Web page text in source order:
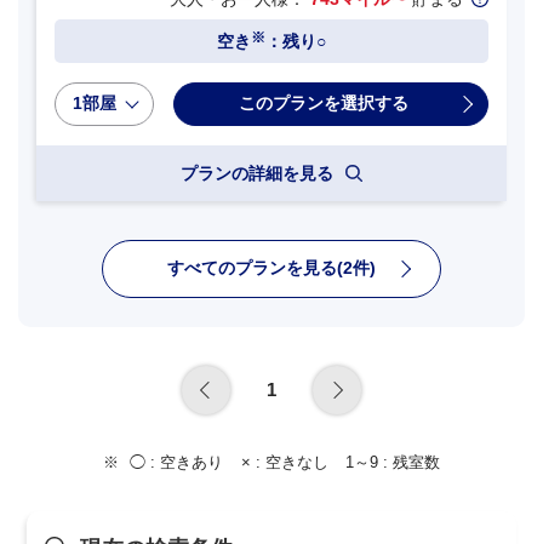
空き ※ ：残り○
1部屋
プランの詳細を見る
すべてのプランを見る(2件)
1
◯ : 空きあり × : 空きなし 1～9 : 残室数